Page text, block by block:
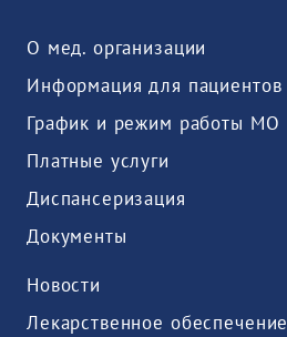
О мед. организации
Информация для пациентов
График и режим работы МО
Платные услуги
Диспансеризация
Документы
Новости
Лекарственное обеспечение